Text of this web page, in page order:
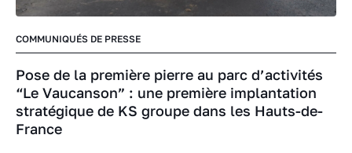
COMMUNIQUÉS DE PRESSE
Pose de la première pierre au parc d’activités
“Le Vaucanson” : une première implantation
stratégique de KS groupe dans les Hauts-de-
France